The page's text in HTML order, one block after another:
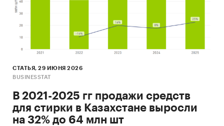
СТАТЬЯ, 29 ИЮНЯ 2026
BUSINESSTAT
В 2021-2025 гг продажи средств
для стирки в Казахстане выросли
на 32% до 64 млн шт